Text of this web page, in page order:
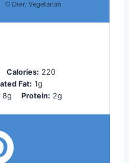
Diet: Vegetarian
Calories: 220
Fat: 1g
8g Protein: 2g